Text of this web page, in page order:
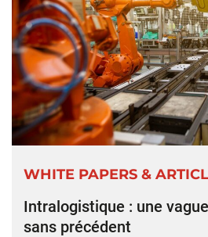
WHITE PAPERS &
Intralogistique : une
sans précédent